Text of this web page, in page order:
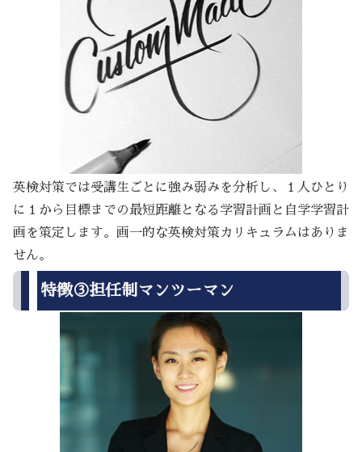
英検対策では受講生ごとに強み弱みを分析し、１人ひとり
に１から目標までの最短距離となる学習計画と自学学習計
画を策定します。画一的な英検対策カリキュラムはありま
せん。
特徴③担任制マンツーマン